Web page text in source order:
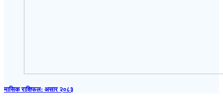
मासिक राशिफल: असार २०८३